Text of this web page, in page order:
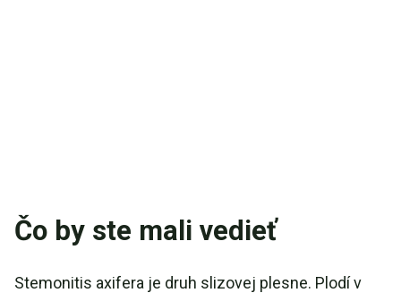
Čo by ste mali vedieť
Stemonitis axifera je druh slizovej plesne. Plodí v